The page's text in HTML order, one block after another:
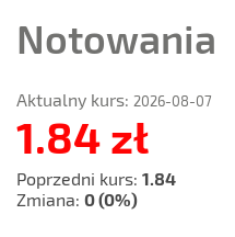
Notowania
Aktualny kurs: 2026-08-07
1.84 zł
Poprzedni kurs 1.84
Zmiana 0(0%)